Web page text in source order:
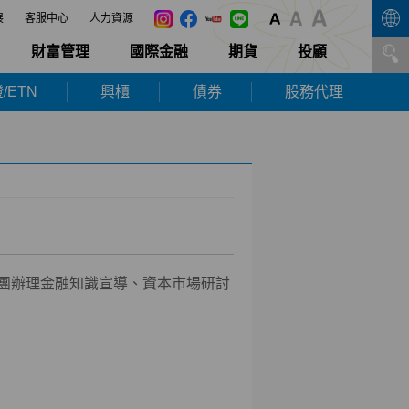
客服中心 人力資源
財富管理 國際金融 期貨 投顧
ETN 興櫃 債券 股務代理
辦理金融知識宣導、資本市場研討